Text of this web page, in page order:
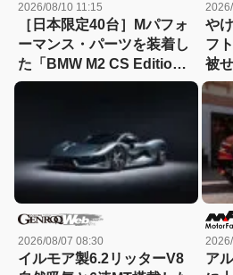
2026/08/10 11:15
［日本限定40台］Mパフォ
ーマンス・パーツを装着し
た「BMW M2 CS Edition
EDGE」が登場
や
フ
被
ォ
冬
2026/08/07 08:30
イルモア製6.2リッターV8
ア